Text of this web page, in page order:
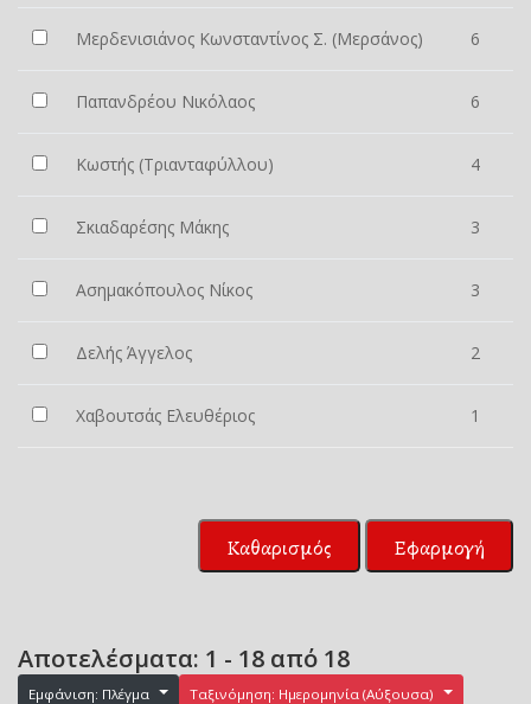
Μερδενισιάνος Κωνσταντίνος Σ. (Μερσάνος) 6
Παπανδρέου Νικόλαος 6
Κωστής (Τριανταφύλλου) 4
Σκιαδαρέσης Μάκης 3
Ασημακόπουλος Νίκος 3
Δελής Άγγελος 2
Χαβουτσάς Ελευθέριος 1
Καθαρισμός Εφαρμογή
Αποτελέσματα: 1 - 18 από 18
Εμφάνιση: Πλέγμα Ταξινόμηση: Ημερομηνία (Αύξουσα)